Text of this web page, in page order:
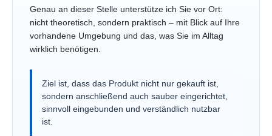
Genau an dieser Stelle unterstütze ich Sie vor Ort:
nicht theoretisch, sondern praktisch – mit Blick auf Ihre
vorhandene Umgebung und das, was Sie im Alltag
wirklich benötigen.
Ziel ist, dass das Produkt nicht nur gekauft ist,
sondern anschließend auch sauber eingerichtet,
sinnvoll eingebunden und verständlich nutzbar
ist.